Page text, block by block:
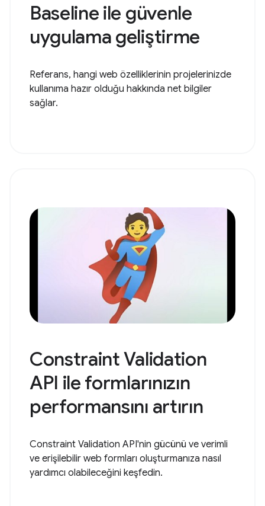
Baseline ile güvenle
uygulama geliştirme
Referans, hangi web özelliklerinin projelerinizde
kullanıma hazır olduğu hakkında net bilgiler
sağlar.
Constraint Validation
API ile formlarınızın
performansını artırın
Constraint Validation API'nin gücünü ve verimli
ve erişilebilir web formları oluşturmanıza nasıl
yardımcı olabileceğini keşfedin.